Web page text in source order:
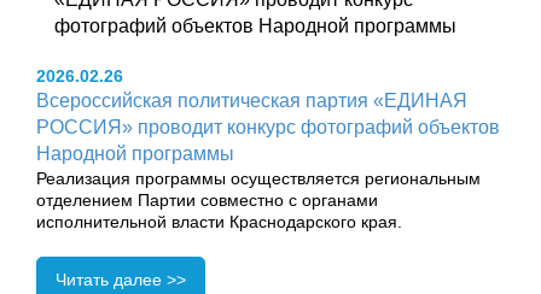
2026.02.26
Всероссийская политическая партия «EДИНАЯ
РОССИЯ» проводит конкурс фотографий объектов
Народной программы
Реализация программы осуществляется региональным
отделением Партии совместно с органами
исполнительной власти Краснодарского края.
Читать далее >>